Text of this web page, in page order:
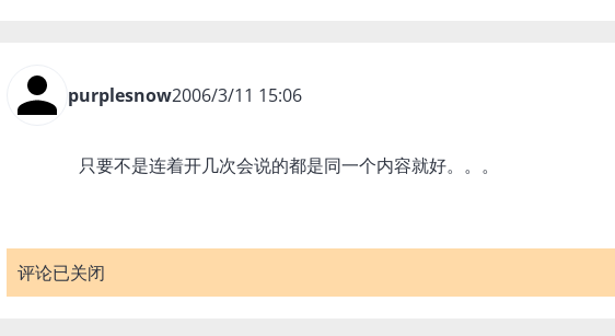
purplesnow2006/3/11 15:06
只要不是连着开几次会说的都是同一个内容就好。。。
评论已关闭